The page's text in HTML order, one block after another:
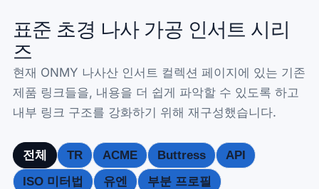
표준 초경 나사 가공 인서트 시리
즈
현재 ONMY 나사산 인서트 컬렉션 페이지에 있는 기존
제품 링크들을, 내용을 더 쉽게 파악할 수 있도록 하고
내부 링크 구조를 강화하기 위해 재구성했습니다.
전체 TR ACME Buttress
API
ISO 미터법
유엔 부분 프로필